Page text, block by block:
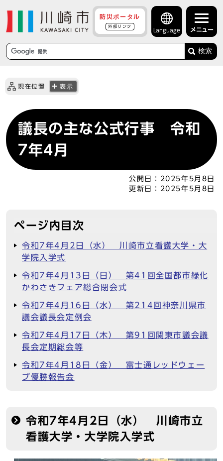
防災ポータル
外部リンク
Language メニュー
検索
現在位置 表示
議長の主な公式行事 令和
7年4月
公開日：
2025年5月8日
更新日：
2025年5月8日
ページ内目次
令和7年4月2日（水） 川崎市立看護大学・大
学院入学式
令和7年4月13日（日） 第41回全国都市緑化
かわさきフェア総合閉会式
令和7年4月16日（水） 第214回神奈川県市
議会議長会定例会
令和7年4月17日（木） 第91回関東市議会議
長会定期総会等
令和7年4月18日（金） 富士通レッドウェー
ブ優勝報告会
令和7年4月2日（水） 川崎市立
看護大学・大学院入学式